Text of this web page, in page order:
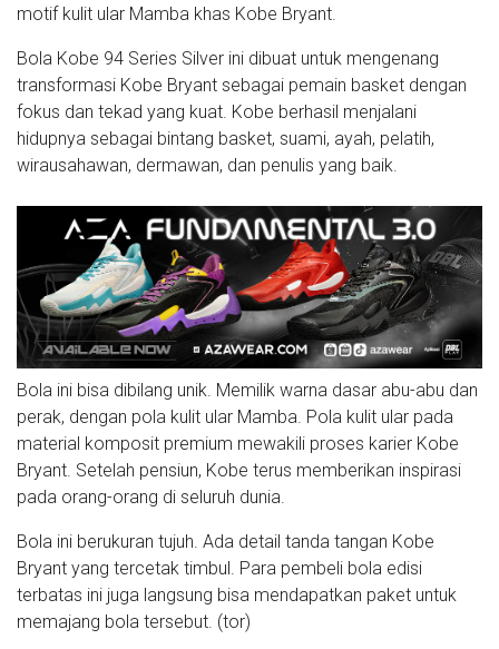
motif kulit ular Mamba khas Kobe Bryant.
Bola Kobe 94 Series Silver ini dibuat untuk mengenang
transformasi Kobe Bryant sebagai pemain basket dengan
fokus dan tekad yang kuat. Kobe berhasil menjalani
hidupnya sebagai bintang basket, suami, ayah, pelatih,
wirausahawan, dermawan, dan penulis yang baik.
Bola ini bisa dibilang unik. Memilik warna dasar abu-abu dan
perak, dengan pola kulit ular Mamba. Pola kulit ular pada
material komposit premium mewakili proses karier Kobe
Bryant. Setelah pensiun, Kobe terus memberikan inspirasi
pada orang-orang di seluruh dunia.
Bola ini berukuran tujuh. Ada detail tanda tangan Kobe
Bryant yang tercetak timbul. Para pembeli bola edisi
terbatas ini juga langsung bisa mendapatkan paket untuk
memajang bola tersebut. (tor)